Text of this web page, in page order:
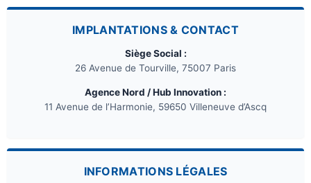
IMPLANTATIONS & CONTACT
Siège Social :
26 Avenue de Tourville, 75007 Paris
Agence Nord / Hub Innovation :
11 Avenue de l’Harmonie, 59650 Villeneuve d’Ascq
INFORMATIONS LÉGALES